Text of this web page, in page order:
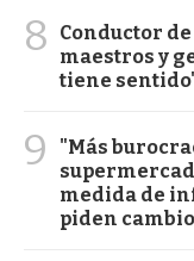
8
Conductor
maestros y
tiene
9
"Más
medida de
piden